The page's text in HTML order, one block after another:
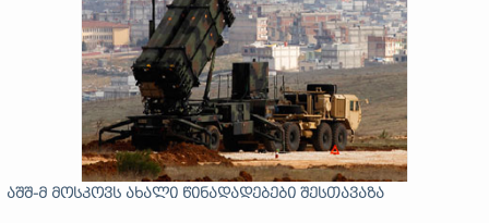
აშშ-მ მოსკოვს ახალი წინადადებები შესთავაზა